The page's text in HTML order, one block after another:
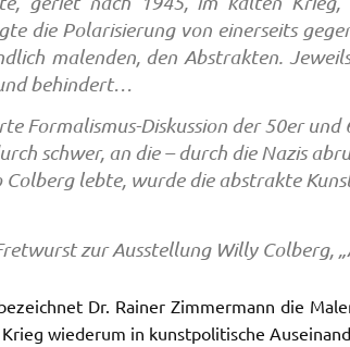
die Polarisierung von einerseits
malenden, den Abstrakten.
behindert…
Formalismus-Diskussion der 50er
schwer, an die – durch die Nazis
lebte, wurde die abstrakte
zur Ausstellung Willy Colberg,
Dr. Rainer Zimmermann die
wiederum in kunstpolitische